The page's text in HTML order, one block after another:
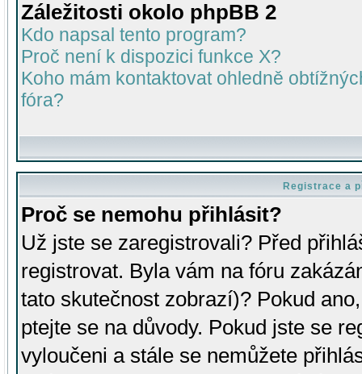
Záležitosti okolo phpBB 2
Kdo napsal tento program?
Proč není k dispozici funkce X?
Koho mám kontaktovat ohledně
fóra?
Registrace a
Proč se nemohu přihlásit?
Už jste se zaregistrovali? Před
registrovat. Byla vám na fóru
tato skutečnost zobrazí)? Pokud
ptejte se na důvody. Pokud jste se
vyloučeni a stále se nemůžete